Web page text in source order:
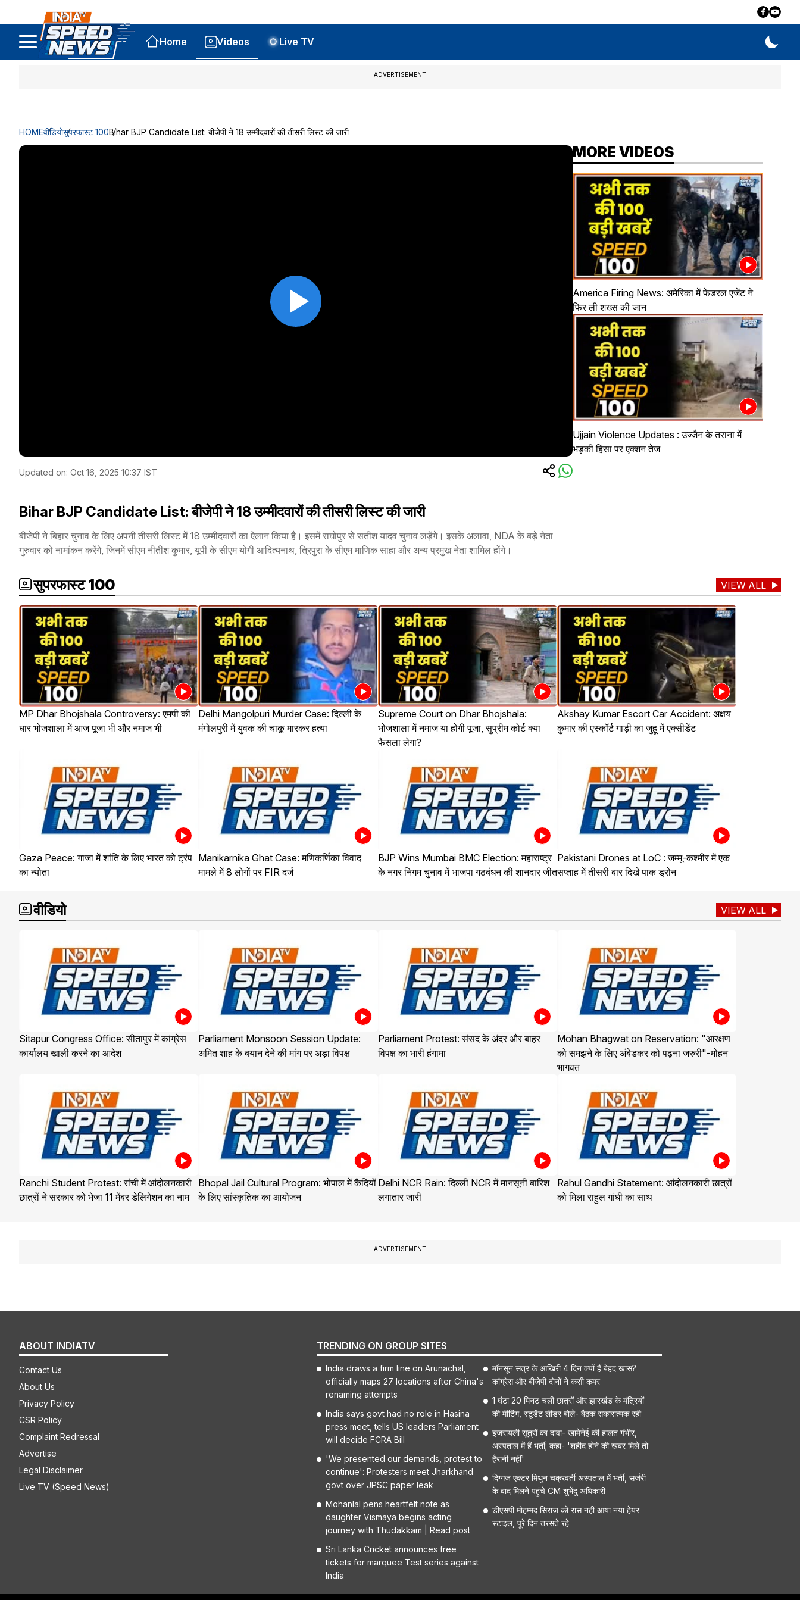
Home Videos Live TV
ADVERTISEMENT
HOMEवीडियोसुपरफास्ट 100Bihar BJP Candidate List: बीजेपी ने 18 उम्मीदवारों की तीसरी लिस्ट की जारी
Updated on: Oct 16, 2025 10:37 IST
Bihar BJP Candidate List: बीजेपी ने 18 उम्मीदवारों की तीसरी लिस्ट की जारी
बीजेपी ने बिहार चुनाव के लिए अपनी तीसरी लिस्ट में 18 उम्मीदवारों का ऐलान किया है। इसमें राघोपुर से सतीश यादव चुनाव लड़ेंगे। इसके अलावा, NDA के बड़े नेता
गुरुवार को नामांकन करेंगे, जिनमें सीएम नीतीश कुमार, यूपी के सीएम योगी आदित्यनाथ, त्रिपुरा के सीएम माणिक साहा और अन्य प्रमुख नेता शामिल होंगे।
MORE VIDEOS
America Firing News: अमेरिका में फेडरल एजेंट ने
फिर ली शख्स की जान
Ujjain Violence Updates : उज्जैन के तराना में
भड़की हिंसा पर एक्शन तेज
सुपरफास्ट 100 VIEW ALL
MP Dhar Bhojshala Controversy: एमपी की
धार भोजशाला में आज पूजा भी और नमाज भी
Delhi Mangolpuri Murder Case: दिल्ली के
मंगोलपुरी में युवक की चाकू मारकर हत्या
Supreme Court on Dhar Bhojshala:
भोजशाला में नमाज या होगी पूजा, सुप्रीम कोर्ट क्या
फैसला लेगा?
Akshay Kumar Escort Car Accident: अक्षय
कुमार की एस्कॉर्ट गाड़ी का जुहू में एक्सीडेंट
Gaza Peace: गाजा में शांति के लिए भारत को ट्रंप
का न्योता
Manikarnika Ghat Case: मणिकर्णिका विवाद
मामले में 8 लोगों पर FIR दर्ज
BJP Wins Mumbai BMC Election: महाराष्ट्र
के नगर निगम चुनाव में भाजपा गठबंधन की शानदार जीत
Pakistani Drones at LoC : जम्मू-कश्मीर में एक
सप्ताह में तीसरी बार दिखे पाक ड्रोन
वीडियो VIEW ALL
Sitapur Congress Office: सीतापुर में कांग्रेस
कार्यालय खाली करने का आदेश
Parliament Monsoon Session Update:
अमित शाह के बयान देने की मांग पर अड़ा विपक्ष
Parliament Protest: संसद के अंदर और बाहर
विपक्ष का भारी हंगामा
Mohan Bhagwat on Reservation: "आरक्षण
को समझने के लिए अंबेडकर को पढ़ना जरुरी"-मोहन
भागवत
Ranchi Student Protest: रांची में आंदोलनकारी
छात्रों ने सरकार को भेजा 11 मेंबर डेलिगेशन का नाम
Bhopal Jail Cultural Program: भोपाल में कैदियों
के लिए सांस्कृतिक का आयोजन
Delhi NCR Rain: दिल्ली NCR में मानसूनी बारिश
लगातार जारी
Rahul Gandhi Statement: आंदोलनकारी छात्रों
को मिला राहुल गांधी का साथ
ADVERTISEMENT
ABOUT INDIATV
Contact Us
About Us
Privacy Policy
CSR Policy
Complaint Redressal
Advertise
Legal Disclaimer
Live TV (Speed News)
TRENDING ON GROUP SITES
India draws a firm line on Arunachal,
officially maps 27 locations after China's
renaming attempts
India says govt had no role in Hasina
press meet, tells US leaders Parliament
will decide FCRA Bill
'We presented our demands, protest to
continue': Protesters meet Jharkhand
govt over JPSC paper leak
Mohanlal pens heartfelt note as
daughter Vismaya begins acting
journey with Thudakkam | Read post
Sri Lanka Cricket announces free
tickets for marquee Test series against
India
मॉनसून सत्र के आखिरी 4 दिन क्यों हैं बेहद खास?
कांग्रेस और बीजेपी दोनों ने कसी कमर
1 घंटा 20 मिनट चली छात्रों और झारखंड के मंत्रियों
की मीटिंग, स्टूडेंट लीडर बोले- बैठक सकारात्मक रही
इजरायली सूत्रों का दावा- खामेनेई की हालत गंभीर,
अस्पताल में हैं भर्ती; कहा- 'शहीद होने की खबर मिले तो
हैरानी नहीं'
दिग्गज एक्टर मिथुन चक्रवर्ती अस्पताल में भर्ती, सर्जरी
के बाद मिलने पहुंचे CM शुभेंदु अधिकारी
डीएसपी मोहम्मद सिराज को रास नहीं आया नया हेयर
स्टाइल, पूरे दिन तरसते रहे